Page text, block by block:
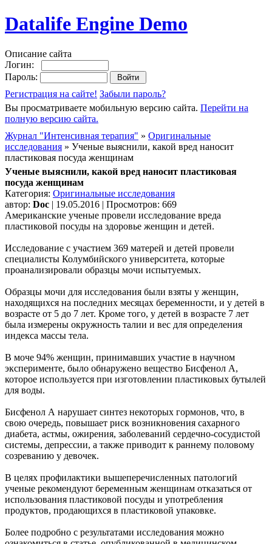
Datalife Engine Demo
Описание сайта
Логин:
Пароль:
Регистрация на сайте! Забыли пароль?
Вы просматриваете мобильную версию сайта. Перейти на
полную версию сайта.
Журнал "Интенсивная терапия" » Оригинальные
исследования » Ученые выяснили, какой вред наносит
пластиковая посуда женщинам
Ученые выяснили, какой вред наносит пластиковая
посуда женщинам
Категория: Оригинальные исследования
автор: Doc | 19.05.2016 | Просмотров: 669
Американские ученые провели исследование вреда
пластиковой посуды на здоровье женщин и детей.
Исследование с участием 369 матерей и детей провели
специалисты Колумбийского университета, которые
проанализировали образцы мочи испытуемых.
Образцы мочи для исследования были взяты у женщин,
находящихся на последних месяцах беременности, и у детей в
возрасте от 5 до 7 лет. Кроме того, у детей в возрасте 7 лет
была измерены окружность талии и вес для определения
индекса массы тела.
В моче 94% женщин, принимавших участие в научном
эксперименте, было обнаружено вещество Бисфенол А,
которое используется при изготовлении пластиковых бутылей
для воды.
Бисфенол А нарушает синтез некоторых гормонов, что, в
свою очередь, повышает риск возникновения сахарного
диабета, астмы, ожирения, заболеваний сердечно-сосудистой
системы, депрессии, а также приводит к раннему половому
созреванию у девочек.
В целях профилактики вышеперечисленных патологий
ученые рекомендуют беременным женщинам отказаться от
использования пластиковой посуды и употребления
продуктов, продающихся в пластиковой упаковке.
Более подробно с результатами исследования можно